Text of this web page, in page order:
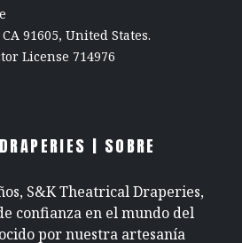
91605, United States.
License 714976
| SOBRE
S&K Theatrical Draperies,
confianza en el mundo del
por nuestra artesanía